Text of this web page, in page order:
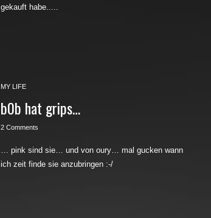
gekauft habe.....
MY LIFE
b0b hat grips…
2 Comments
… pink sind sie… und von oury… mal gucken wann
ich zeit finde sie anzubringen :-/